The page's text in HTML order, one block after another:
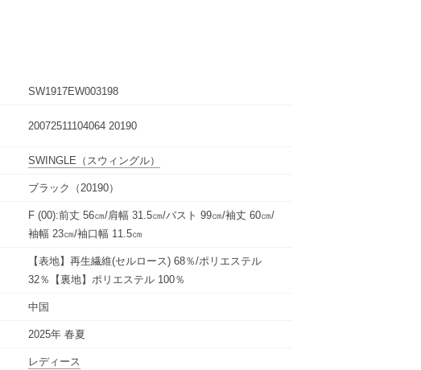
SW1917EW003198
20072511104064 20190
SWINGLE （スウィングル）
ブラック（20190）
F (00):前丈 56㎝/肩幅 31.5㎝/バスト 99㎝/袖丈 60㎝/
袖幅 23㎝/袖口幅 11.5㎝
【表地】再生繊維(セルロース) 68％/ポリエステル
32％【裏地】ポリエステル 100％
中国
2025年 春夏
レディース